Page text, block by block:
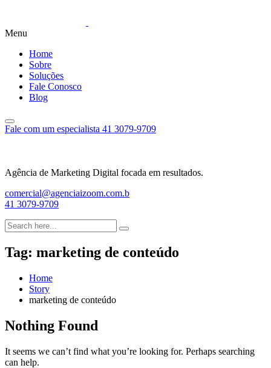
Menu
Home
Sobre
Soluções
Fale Conosco
Blog
Fale com um especialista 41 3079-9709
Agência de Marketing Digital focada em resultados.
comercial@agenciaizoom.com.b
41 3079-9709
Tag: marketing de conteúdo
Home
Story
marketing de conteúdo
Nothing Found
It seems we can’t find what you’re looking for. Perhaps searching
can help.